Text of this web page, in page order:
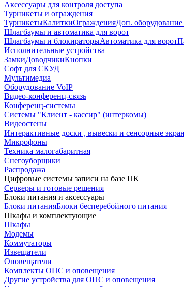
Аксессуары для контроля доступа
Турникеты и ограждения
ТурникетыКалиткиОгражденияДоп.
Шлагбаумы и автоматика для ворот
Шлагбаумы и блокираторыАвтоматика для ворот
Исполнительные устройства
ЗамкиДоводчикиКнопки
Софт для СКУД
Мультимедиа
Оборудование VoIP
Видео-конференц-связь
Конференц-системы
Системы "Клиент - кассир" (интеркомы)
Видеостены
Интерактивные доски , вывески и сенсорные
Микрофоны
Техника малогабаритная
Снегоуборщики
Распродажа
Цифровые системы записи на базе ПК
Серверы и готовые решения
Блоки питания и аксессуары
Блоки питанияБлоки бесперебойного питания
Шкафы и комплектующие
Шкафы
Модемы
Коммутаторы
Извещатели
Оповещатели
Комплекты ОПС и оповещения
Другие устройства для ОПС и оповещения